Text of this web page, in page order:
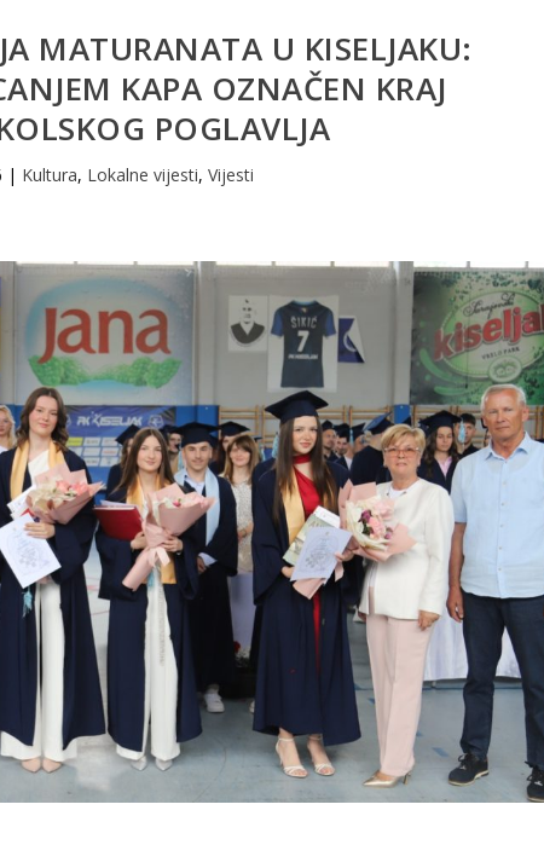
MATURANATA U KISELJAKU:
KAPA OZNAČEN KRAJ
POGLAVLJA
| Kultura, Lokalne vijesti, Vijesti